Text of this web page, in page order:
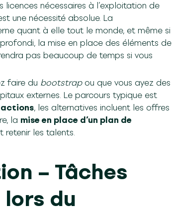
licences nécessaires à l’exploitation de
une nécessité absolue. La
quant à elle tout le monde, et même si
la mise en place des éléments de
pas beaucoup de temps si vous
faire du bootstrap ou que vous ayez des
externes. Le parcours typique est
actions, les alternatives incluent les offres
la mise en place d’un plan de
retenir les talents.
– Tâches
du